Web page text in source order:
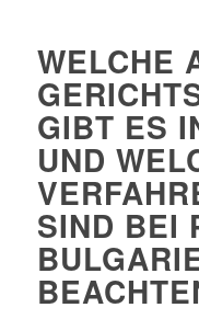
WELCHE
GIBT ES
UND
SIND BEI